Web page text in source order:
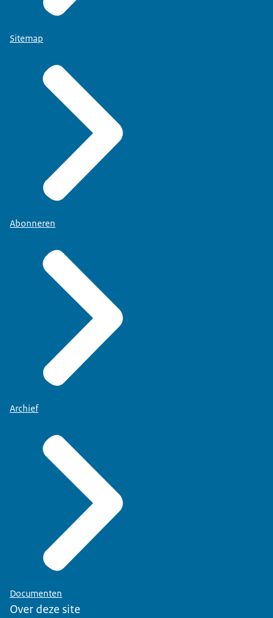
Sitemap
Abonneren
Archief
Documenten
Over deze site